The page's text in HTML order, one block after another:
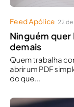
Feed Apólice 22
Ninguém quer
demais
Quem trabalha
abrir um PDF
do que...